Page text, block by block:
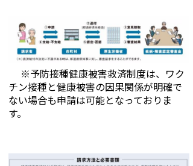
※予防接種健康被害救済制度は、ワク
チン接種と健康被害の因果関係が明確で
ない場合も申請は可能となっておりま
す。